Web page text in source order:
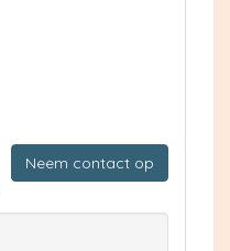
Neem contact op